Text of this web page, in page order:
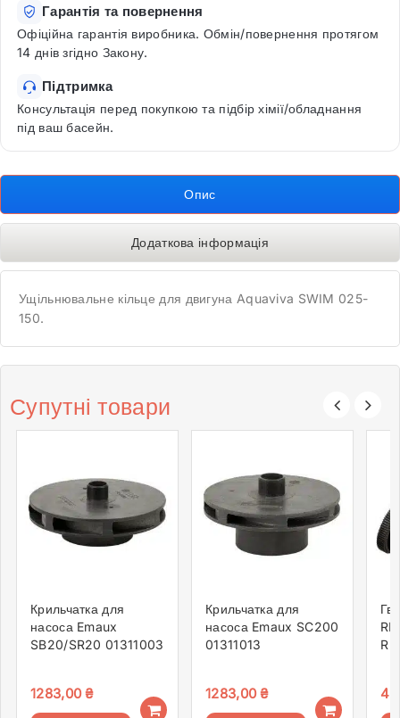
Гарантія та повернення
Офіційна гарантія виробника. Обмін/повернення протягом
14 днів згідно Закону.
Підтримка
Консультація перед покупкою та підбір хімії/обладнання
під ваш басейн.
Опис
Додаткова інформація
Ущільнювальне кільце для двигуна Aquaviva SWIM 025-
150.
Супутні товари
Крильчатка для
насоса Emaux
SB20/SR20 01311003
1283,00₴
Крильчатка для
насоса Emaux SC200
01311013
1283,00₴
R